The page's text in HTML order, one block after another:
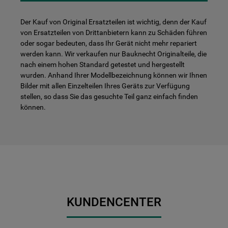
Der Kauf von Original Ersatzteilen ist wichtig, denn der Kauf
von Ersatzteilen von Drittanbietern kann zu Schäden führen
oder sogar bedeuten, dass Ihr Gerät nicht mehr repariert
werden kann. Wir verkaufen nur Bauknecht Originalteile, die
nach einem hohen Standard getestet und hergestellt
wurden. Anhand Ihrer Modellbezeichnung können wir Ihnen
Bilder mit allen Einzelteilen Ihres Geräts zur Verfügung
stellen, so dass Sie das gesuchte Teil ganz einfach finden
können.
KUNDENCENTER